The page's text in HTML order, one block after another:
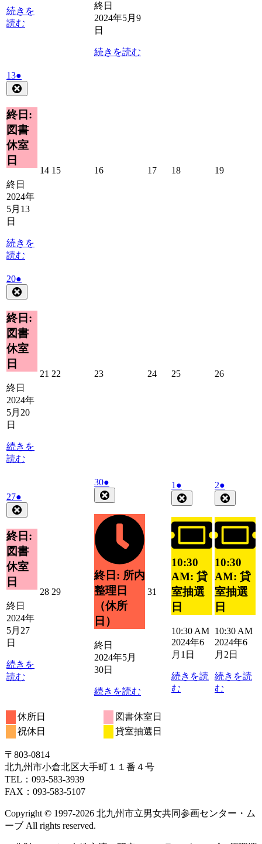
続きを
読む
終日
2024年5月9
日
続きを読む
132024
年
5
月
13
日
●
件
の
イ
ベ
ン
ト)
終日:
図書
休室
日
終日
2024年
5月13
日
続きを
読む
142024
152024
162024
172024182024
192024
202024
年
5
月
20
日
●
件
の
イ
ベ
ン
ト)
終日:
図書
休室
日
終日
2024年
5月20
日
続きを
読む
21 2024
22 232024
242024252024
262024
272024
年
5
月
27
日
●
件
の
イ
ベ
ン
ト)
終日:
図書
休室
日
終日
2024年
5月27
日
続きを
読む
282024
292024
302024
年
5
月
●
件
の
イ
ン
終日: 所内
整理日
（休所
日）
終日
2024年5月
30日
続きを読む
31
2024
1 2024
年
6
月
1
日
●
件
の
イ
ン
ト)
10:30
AM: 貸
室抽選
日
10:30 AM
2024年6
月1日
続きを読
む
22024
年
6
月
2
日
●
件
の
イ
ン
ト)
10:30
AM: 貸
室抽選
日
10:30 AM
2024年6
月2日
続きを読
む
休所日
図書休室日
祝休日
貸室抽選日
〒803‐0814
北九州市小倉北区大手町１１番４号
TEL：093‐583‐3939
FAX：093‐583‐5107
Copyright © 1997‐2026 北九州市立男女共同参画センター・ム
ーブ All rights reserved.